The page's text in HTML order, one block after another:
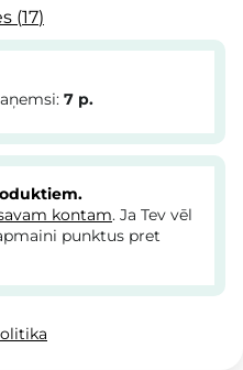
17
7 p.
kontam. Ja Tev vēl
punktus pret